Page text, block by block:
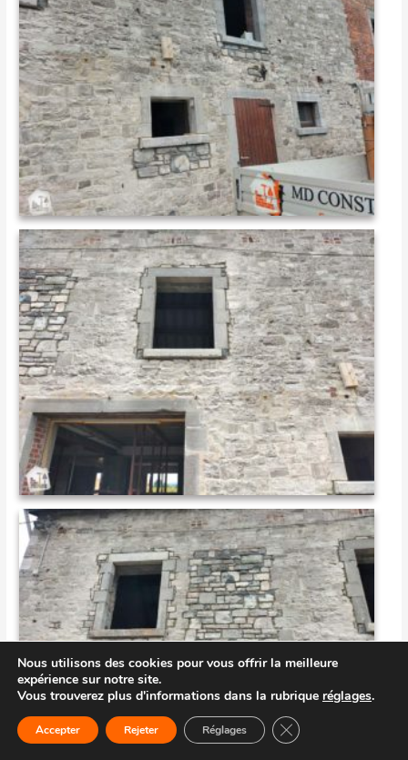
Nous utilisons des cookies pour vous offrir la meilleure
expérience sur notre site.
Vous trouverez plus d'informations dans la rubrique réglages.
Accepter Rejeter Réglages Close GDPR Cookie